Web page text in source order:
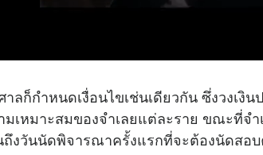
าลก็กำหนดเงื่อนไขเช่นเดียวกัน ซึ่งวงเ
เหมาะสมของจำเลยแต่ละราย ขณะที่จำ
งวันนัดพิจารณาครั้งแรกที่จะต้องนัดสอบ